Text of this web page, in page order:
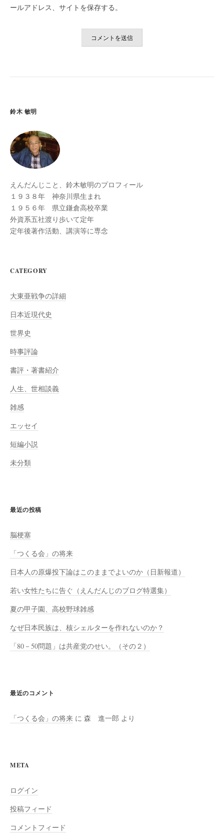
ールアドレス、サイトを保存する。
鈴木 敏明
えんだんじこと、鈴木敏明のプロフィール
１９３８年 神奈川県生まれ
１９５６年 県立鎌倉高校卒業
外資系五社渡り歩いて定年
定年後著作活動、講演等に専念
CATEGORY
大東亜戦争の詳細
日本近現代史
世界史
時事評論
書評・著書紹介
人生、世相談義
雑感
エッセイ
短編小説
未分類
最近の投稿
脳梗塞
「つくる会」の将来
日本人の原爆投下論はこのままでよいのか（日新報道）
若い女性たちに告ぐ（えんだんじのブログ特選集）
夏の甲子園、高校野球雑感
なぜ日本民族は、核シェルターを作れないのか？
「80－50問題」は共産党のせい。（その２）
最近のコメント
「つくる会」の将来 に 森 進一郎 より
META
ログイン
投稿フィード
コメントフィード